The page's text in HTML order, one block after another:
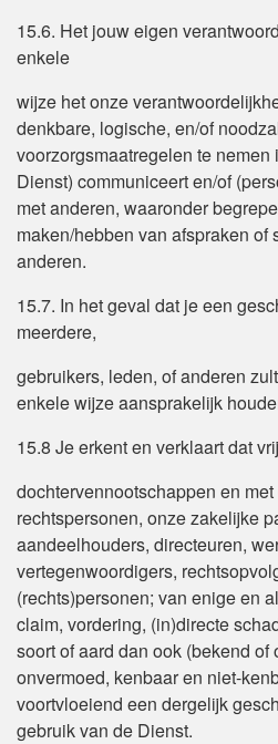
15.6. Het jouw eigen
enkele
wijze het onze
denkbare, logische, en/of
voorzorgsmaatregelen te
Dienst) communiceert en/of
met anderen, waaronder
maken/hebben van afspraken of
anderen.
15.7. In het geval dat je een
meerdere,
gebruikers, leden, of anderen
enkele wijze aansprakelijk
15.8 Je erkent en verklaart dat
dochtervennootschappen en
rechtspersonen, onze zakelijke
aandeelhouders, directeuren,
vertegenwoordigers,
(rechts)personen; van enige en
claim, vordering, (in)directe
soort of aard dan ook (bekend of
onvermoed, kenbaar en niet-
voortvloeiend een dergelijk
gebruik van de Dienst.